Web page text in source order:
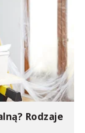
Rodzaje